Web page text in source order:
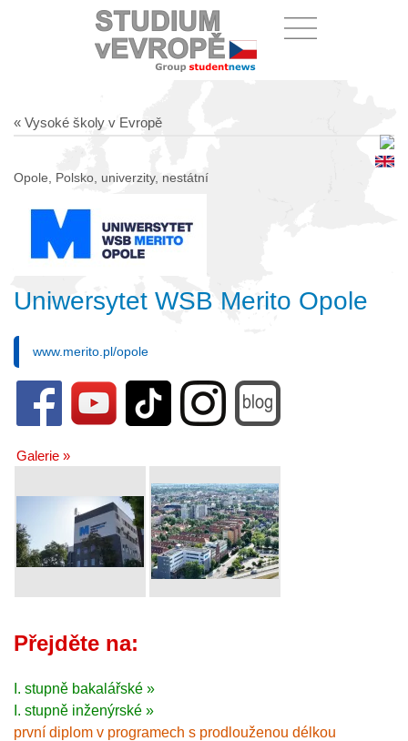
« Vysoké školy v Evropě
Opole, Polsko, univerzity, nestátní
Uniwersytet WSB Merito Opole
www.merito.pl/opole
Galerie »
Přejděte na:
I. stupně bakalářské »
I. stupně inženýrské »
první diplom v programech s prodlouženou délkou